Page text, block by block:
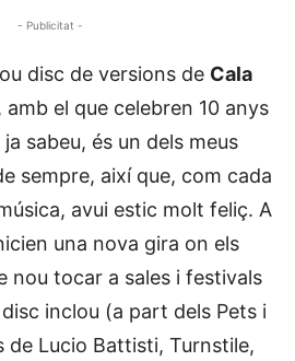
- Publicitat -
disc de versions de Cala
, amb el que celebren 10 anys
sabeu, és un dels meus
sempre, així que, com cada
avui estic molt feliç. A
una nova gira on els
nou tocar a sales i festivals
inclou (a part dels Pets i
de Lucio Battisti, Turnstile,